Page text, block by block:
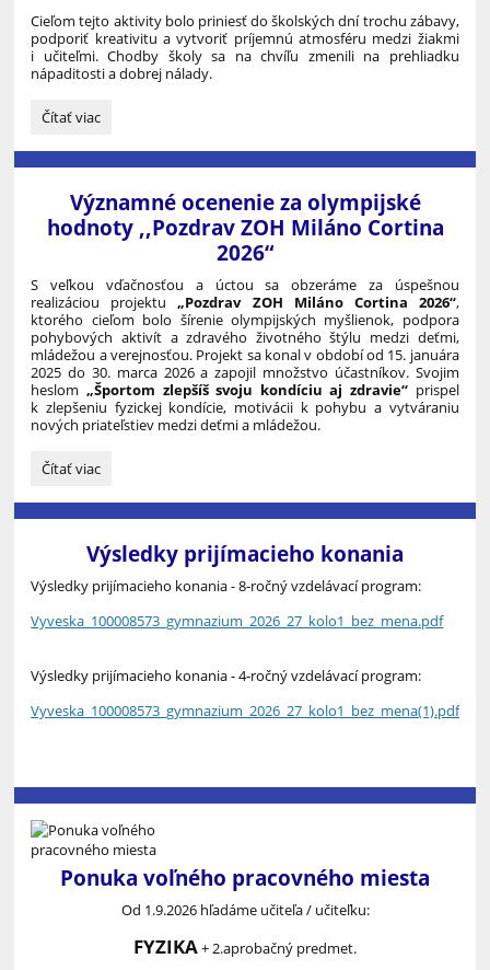
Cieľom tejto aktivity bolo priniesť do školských dní trochu zábavy,
podporiť kreativitu a vytvoriť príjemnú atmosféru medzi žiakmi
i učiteľmi. Chodby školy sa na chvíľu zmenili na prehliadku
nápaditosti a dobrej nálady.
No
Day
Čítať viac
Významné ocenenie za olympijské
hodnoty ,,Pozdrav ZOH Miláno Cortina
2026“
S veľkou vďačnosťou a úctou sa obzeráme za úspešnou
realizáciou projektu „Pozdrav ZOH Miláno Cortina 2026“,
ktorého cieľom bolo šírenie olympijských myšlienok, podpora
pohybových aktivít a zdravého životného štýlu medzi deťmi,
mládežou a verejnosťou. Projekt sa konal v období od 15. januára
2025 do 30. marca 2026 a zapojil množstvo účastníkov. Svojim
heslom „Športom zlepšíš svoju kondíciu aj zdravie“ prispel
k zlepšeniu fyzickej kondície, motivácii k pohybu a vytváraniu
nových priateľstiev medzi deťmi a mládežou.
Významné
za
hodnoty
,,Pozdrav
ZOH
Cortina
Čítať viac
Výsledky prijímacieho konania
Výsledky prijímacieho konania - 8-ročný vzdelávací program:
Vyveska_100008573_gymnazium_2026_27_kolo1_bez_mena.pdf
Výsledky prijímacieho konania - 4-ročný vzdelávací program:
Vyveska_100008573_gymnazium_2026_27_kolo1_bez_mena(1).pdf
Ponuka voľného pracovného miesta
Od 1.9.2026 hľadáme učiteľa / učiteľku:
FYZIKA+ 2.aprobačný predmet.